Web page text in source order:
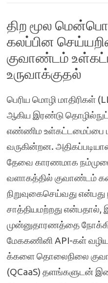
திற மூல
கலப்பின
குவாண்டம்
உருவாக்குதல்
பெரிய மொழி மாதிரிகள்
ஆகிய இரண்டு
எண்ணிம உள்கட்டமைப்பை
வருகின்றன.
தேவை காரணமாக
வளாகத்தில் குவாண்டம்
நிறுவுகைசெய்வது
சாத்தியமற்றது என்பதால்,
முன்னுதாரணத்தை நோக்கி
மேககணினி API-கள்
க்களை தொலைநிலை
(QCaaS) தளங்களுடன்